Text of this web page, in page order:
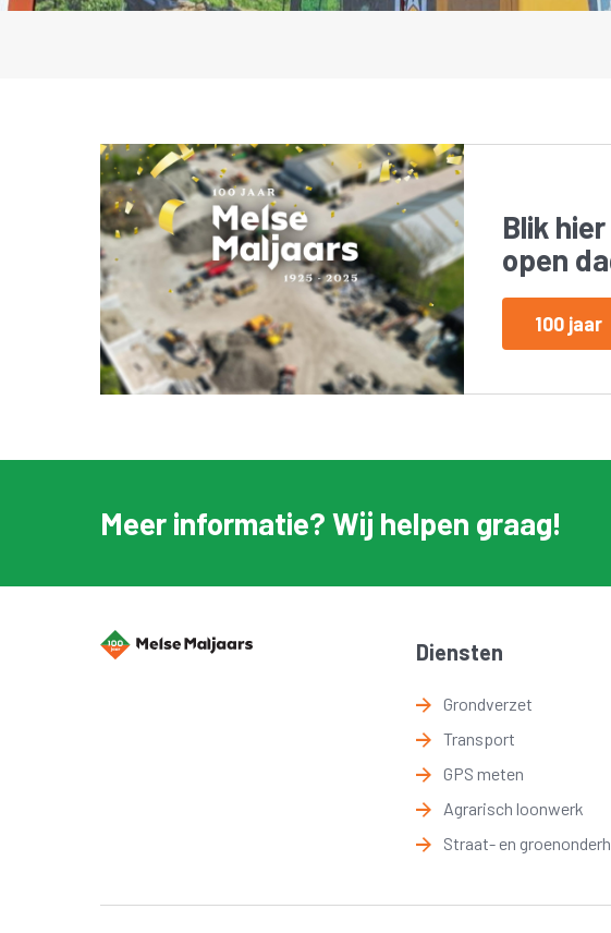
Blik
open
100 jaar
Meer informatie? Wij helpen graag!
Diensten
Grondverzet
Transport
GPS meten
Agrarisch loonwerk
Straat- en